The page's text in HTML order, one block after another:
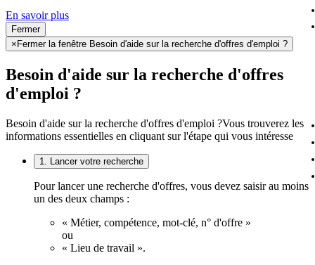
En savoir plus
Fermer
× Fermer la fenêtre Besoin d'aide sur la recherche d'offres d'emploi ?
Besoin d'aide sur la recherche d'offres
d'emploi ?
Besoin d'aide sur la recherche d'offres d'emploi ?Vous trouverez les
informations essentielles en cliquant sur l'étape qui vous intéresse
1. Lancer votre recherche
Pour lancer une recherche d'offres, vous devez saisir au moins
un des deux champs :
« Métier, compétence, mot-clé, n° d'offre »
ou
« Lieu de travail ».